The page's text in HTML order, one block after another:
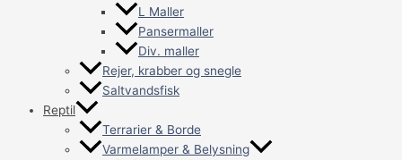
L Maller
Pansermaller
Div. maller
Rejer, krabber og snegle
Saltvandsfisk
Reptil
Terrarier & Borde
Varmelamper & Belysning